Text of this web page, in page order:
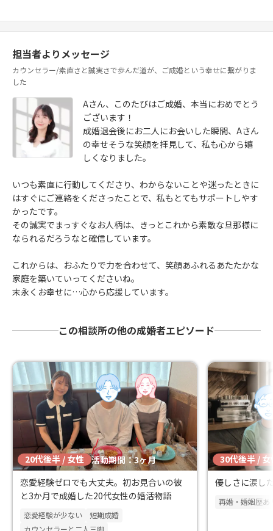
担当者よりメッセージ
カウンセラー/素直さと誠実さで歩んだ道が、ご成婚という幸せに繋がりま
した
Aさん、このたびはご成婚、本当におめでとう
ございます！
成婚退会後にお二人にお会いした瞬間、Aさん
の幸せそうな笑顔を拝見して、私も心から嬉
しくなりました。
いつも素直に行動してくださり、わからないことや迷ったときに
はすぐにご連絡をくださったことで、私もとてもサポートしやす
かったです。
その誠実でまっすぐなお人柄は、きっとこれから素敵な旦那様に
なられるだろうなと確信しています。
これからは、おふたりで力を合わせて、笑顔あふれるあたたかな
家庭を築いていってくださいね。
末永くお幸せに…心から応援しています。
この相談所の他の成婚者エピソード
20代後半 / 女性 活動期間：3ヶ月
恋愛経験ゼロでも大丈夫。初お見合いの彼
と3か月で成婚した20代女性の婚活物語
恋愛経験が少ない
短期成婚
30代後半 / 女
優しさに涙し
再婚・婚姻歴あ